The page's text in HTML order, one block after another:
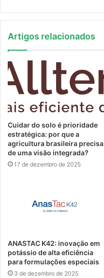
Artigos relacionados
Cuidar do solo é prioridade
estratégica: por que a
agricultura brasileira precisa
de uma visão integrada?
17 de dezembro de 2025
ANASTAC K42: inovação em
potássio de alta eficiência
para formulações especiais
3 de dezembro de 2025